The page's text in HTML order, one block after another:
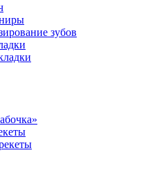
зубов